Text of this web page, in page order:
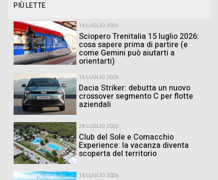
PIÙ LETTE
14 LUGLIO 2026
Sciopero Trenitalia 15 luglio 2026:
cosa sapere prima di partire (e
come Gemini può aiutarti a
orientarti)
16 LUGLIO 2026
Dacia Striker: debutta un nuovo
crossover segmento C per flotte
aziendali
28 LUGLIO 2026
Club del Sole e Comacchio
Experience: la vacanza diventa
scoperta del territorio
15 LUGLIO 2026